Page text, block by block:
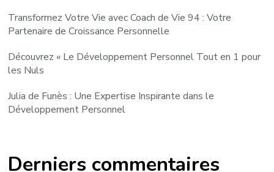
Transformez Votre Vie avec Coach de Vie 94 : Votre
Partenaire de Croissance Personnelle
Découvrez « Le Développement Personnel Tout en 1 pour
les Nuls
Julia de Funès : Une Expertise Inspirante dans le
Développement Personnel
Derniers commentaires